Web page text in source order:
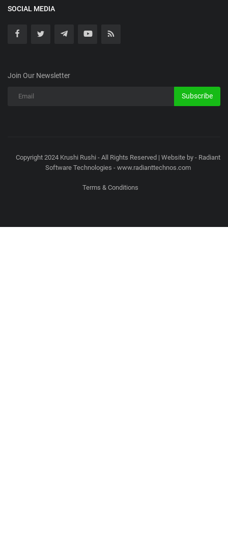
SOCIAL MEDIA
Join Our Newsletter
Subscribe
Copyright 2024 Krushi Rushi - All Rights Reserved | Website by - Radiant
Software Technologies - www.radianttechnos.com
Terms & Conditions